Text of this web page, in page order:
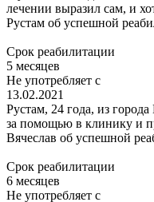
лечении выразил сам, и
Рустам об успешной
Срок реабилитации
5 месяцев
Не употребляет с
13.02.2021
Рустам, 24 года, из
за помощью в клинику и
Вячеслав об успешной
Срок реабилитации
6 месяцев
Не употребляет с